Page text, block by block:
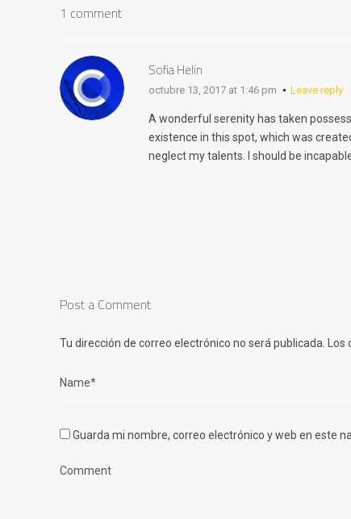
1 comment
Sofia Helin
octubre 13, 2017 at 1:46 pm Leave reply
A wonderful serenity has taken
existence in this spot, which was
neglect my talents. I should be
Post a Comment
Tu dirección de correo electrónico no será publicada.
Guarda mi nombre, correo electrónico y web en este